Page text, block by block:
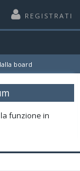
REGISTRATI
board
funzione in